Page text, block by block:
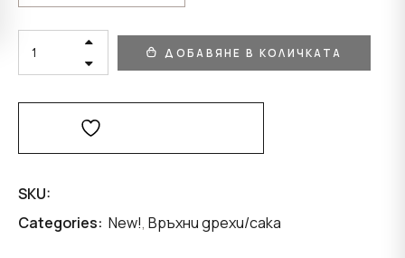
ЯКЕ
ШУШЛЯК
QUANTITY
ДОБАВЯНЕ В КОЛИЧКАТА
SKU:
Categories: New!, Връхни дрехи/сака